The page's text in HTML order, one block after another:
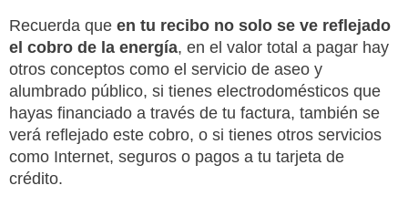
Recuerda que en tu recibo no solo se ve reflejado
el cobro de la energía, en el valor total a pagar hay
otros conceptos como el servicio de aseo y
alumbrado público, si tienes electrodomésticos que
hayas financiado a través de tu factura, también se
verá reflejado este cobro, o si tienes otros servicios
como Internet, seguros o pagos a tu tarjeta de
crédito.